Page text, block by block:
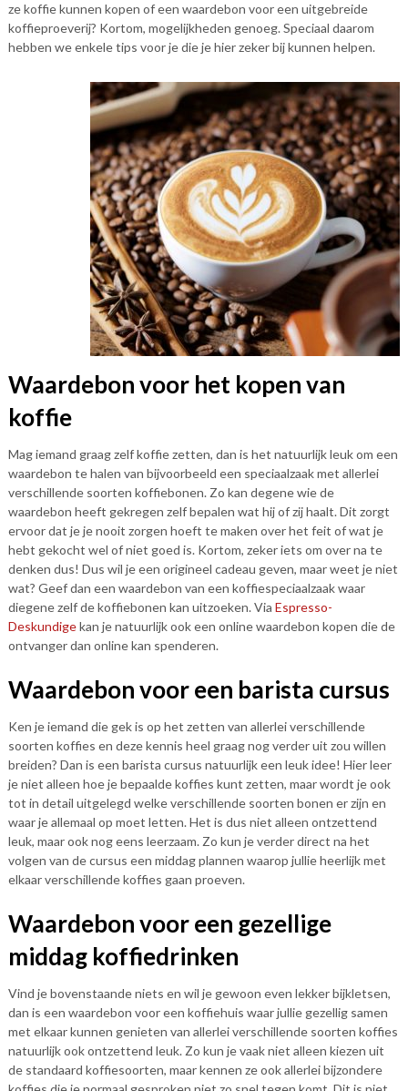
ze koffie kunnen kopen of een waardebon voor een uitgebreide
koffieproeverij? Kortom, mogelijkheden genoeg. Speciaal daarom
hebben we enkele tips voor je die je hier zeker bij kunnen helpen.
Waardebon voor het kopen van
koffie
Mag iemand graag zelf koffie zetten, dan is het natuurlijk leuk om een
waardebon te halen van bijvoorbeeld een speciaalzaak met allerlei
verschillende soorten koffiebonen. Zo kan degene wie de
waardebon heeft gekregen zelf bepalen wat hij of zij haalt. Dit zorgt
ervoor dat je je nooit zorgen hoeft te maken over het feit of wat je
hebt gekocht wel of niet goed is. Kortom, zeker iets om over na te
denken dus! Dus wil je een origineel cadeau geven, maar weet je niet
wat? Geef dan een waardebon van een koffiespeciaalzaak waar
diegene zelf de koffiebonen kan uitzoeken. Via Espresso-
Deskundigekan je natuurlijk ook een online waardebon kopen die de
ontvanger dan online kan spenderen.
Waardebon voor een barista cursus
Ken je iemand die gek is op het zetten van allerlei verschillende
soorten koffies en deze kennis heel graag nog verder uit zou willen
breiden? Dan is een barista cursus natuurlijk een leuk idee! Hier leer
je niet alleen hoe je bepaalde koffies kunt zetten, maar wordt je ook
tot in detail uitgelegd welke verschillende soorten bonen er zijn en
waar je allemaal op moet letten. Het is dus niet alleen ontzettend
leuk, maar ook nog eens leerzaam. Zo kun je verder direct na het
volgen van de cursus een middag plannen waarop jullie heerlijk met
elkaar verschillende koffies gaan proeven.
Waardebon voor een gezellige
middag koffiedrinken
Vind je bovenstaande niets en wil je gewoon even lekker bijkletsen,
dan is een waardebon voor een koffiehuis waar jullie gezellig samen
met elkaar kunnen genieten van allerlei verschillende soorten koffies
natuurlijk ook ontzettend leuk. Zo kun je vaak niet alleen kiezen uit
de standaard koffiesoorten, maar kennen ze ook allerlei bijzondere